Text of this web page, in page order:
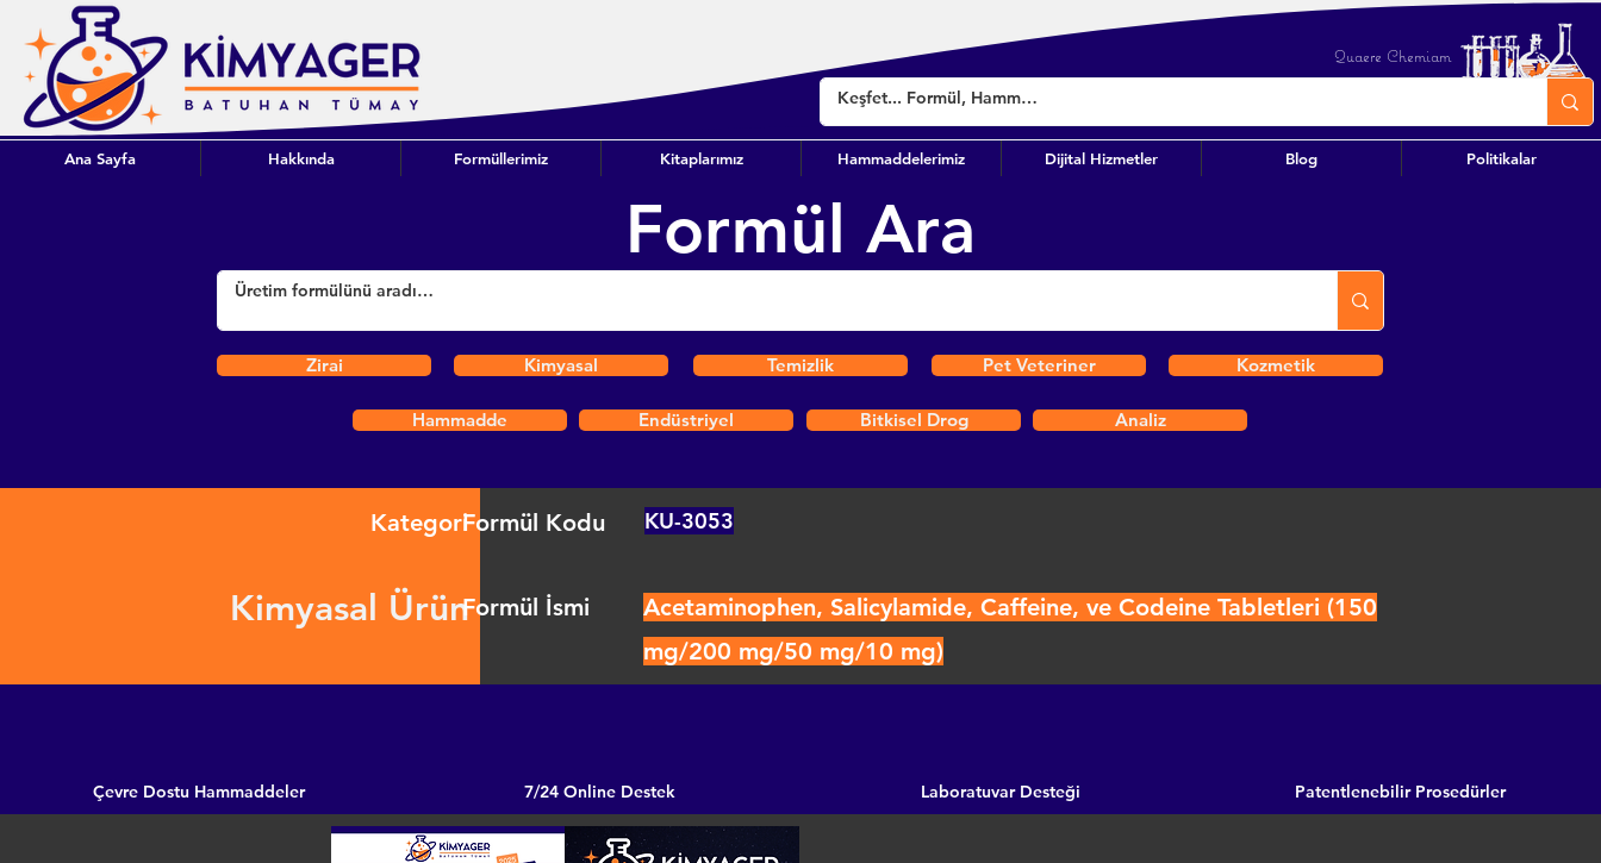
Quaere Chemiam
Ana Sayfa Hakkında Formüllerimiz Kitaplarımız Hammaddelerimiz Dijital Hizmetler Blog Politikalar
Formül Ara
Zirai Kimyasal Temizlik Pet Veteriner Kozmetik
Hammadde Endüstriyel Bitkisel Drog Analiz
Kategori
Kimyasal Ürün
Formül Kodu KU-3053
Formül İsmi
Acetaminophen, Salicylamide, Caffeine, ve Codeine Tabletleri (150
mg/200 mg/50 mg/10 mg)
Çevre Dostu Hammaddeler 7/24 Online Destek Laboratuvar Desteği Patentlenebilir Prosedürler